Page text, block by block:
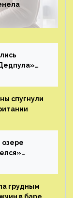
спугнули
озере
грудным